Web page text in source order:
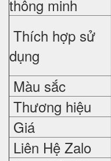
thông minh
Thích hợp sử
dụng
Màu sắc
Thương hiệu
Giá
Liên Hệ Zalo